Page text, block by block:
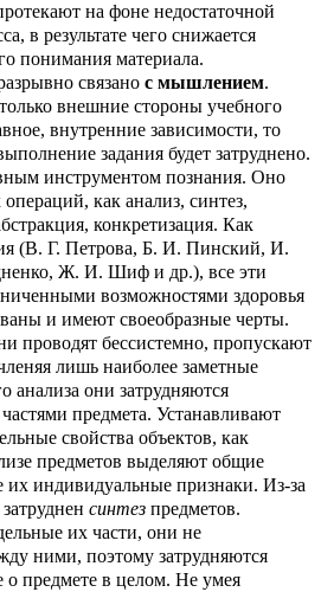
на фоне недостаточной
в результате чего снижается
понимания материала.
связано с мышлением.
внешние стороны учебного
внутренние зависимости, то
задания будет затруднено.
инструментом познания. Оно
как анализ, синтез,
конкретизация. Как
(В. Г. Петрова, Б. И. Пинский, И.
Ж. И. Шиф и др.), все эти
возможностями здоровья
и имеют своеобразные черты.
проводят бессистемно, пропускают
лишь наиболее заметные
анализа они затрудняются
предмета. Устанавливают
свойства объектов, как
предметов выделяют общие
их индивидуальные признаки. Из-за
синтез предметов.
их части, они не
ними, поэтому затрудняются
о предмете в целом. Не умея